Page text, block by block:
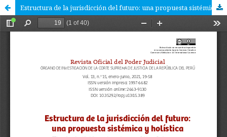
Estructura de la jurisdicción del futuro: una propuesta sistémica y holística